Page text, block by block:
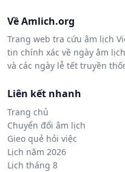
Về Amlich.org
Trang web tra cứu âm lịch
tin chính xác về ngày âm
và các ngày lễ tết truyền
Liên kết nhanh
Trang chủ
Chuyển đổi âm lịch
Gieo quẻ hỏi việc
Lịch năm 2026
Lịch tháng 8